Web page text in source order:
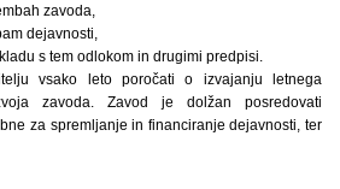
zavoda,
dejavnosti,
s tem odlokom in drugimi predpisi.
vsako leto poročati o izvajanju letnega
zavoda. Zavod je dolžan posredovati
za spremljanje in financiranje dejavnosti, ter